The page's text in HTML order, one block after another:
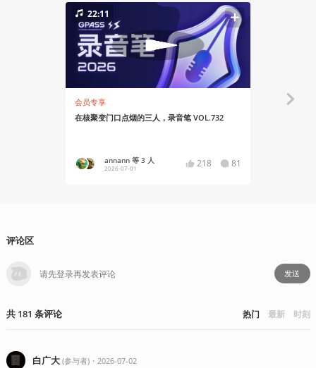
22:11
会员专享
在核聚变门口点烟的三人，录音笔 VOL.732
annann 等 3 人
2026-07-01 218 81
会员专享
评论区
发送
共 181 条评论 热门 最新 时刻
白广大 (参与者)・ 2026-07-02